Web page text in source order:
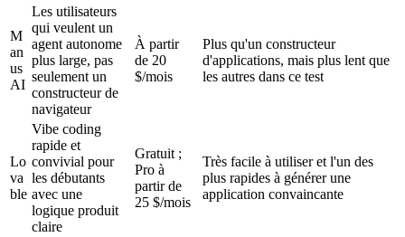
M
an
us
AI
Les utilisateurs
qui veulent un
agent autonome
plus large, pas
seulement un
constructeur de
navigateur
À partir
de 20
$/mois
Plus qu'un constructeur
d'applications, mais plus lent que
les autres dans ce test
Lo
va
ble
Vibe coding
rapide et
convivial pour
les débutants
avec une
logique produit
claire
Gratuit ;
Pro à
partir de
25 $/mois
Très facile à utiliser et l'un des
plus rapides à générer une
application convaincante